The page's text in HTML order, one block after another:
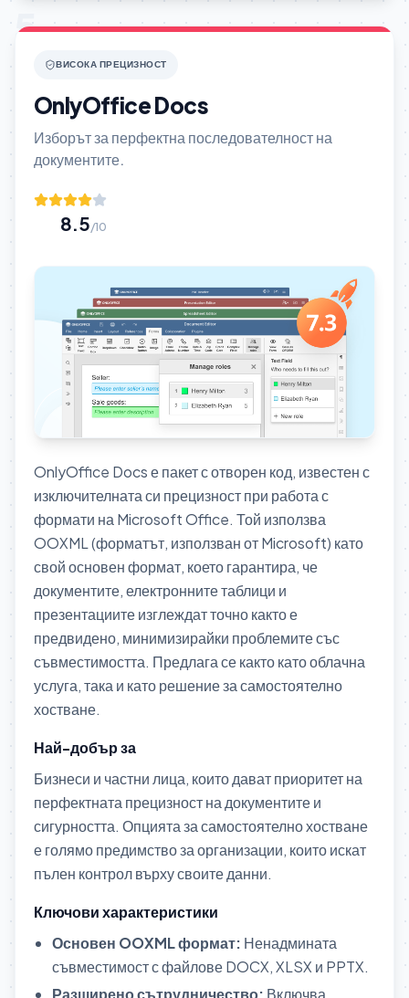
5
ВИСОКА ПРЕЦИЗНОСТ
OnlyOffice Docs
Изборът за перфектна последователност на
документите.
8.5/10
OnlyOffice Docs е пакет с отворен код, известен с
изключителната си прецизност при работа с
формати на Microsoft Office. Той използва
OOXML (форматът, използван от Microsoft) като
свой основен формат, което гарантира, че
документите, електронните таблици и
презентациите изглеждат точно както е
предвидено, минимизирайки проблемите със
съвместимостта. Предлага се както като облачна
услуга, така и като решение за самостоятелно
хостване.
Най-добър за
Бизнеси и частни лица, които дават приоритет на
перфектната прецизност на документите и
сигурността. Опцията за самостоятелно хостване
е голямо предимство за организации, които искат
пълен контрол върху своите данни.
Ключови характеристики
Основен OOXML формат: Ненадмината
съвместимост с файлове DOCX, XLSX и PPTX.